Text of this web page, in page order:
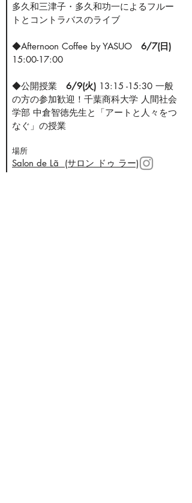
多久和三津子・多久和功一によるフルー
トとコントラバスのライブ
◆Afternoon Coffee by YASUO 6/7(日)
15:00-17:00
◆公開授業 6/9(火) 13:15 -15:30 一般
の方の参加歓迎！千葉商科大学 人間社会
学部 中倉智徳先生と「アートと人々をつ
なぐ」の授業
​場所
Salon de Lã (サロン ドゥ ラー)